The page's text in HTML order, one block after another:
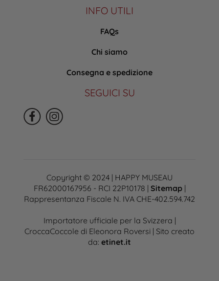
INFO UTILI
FAQs
Chi siamo
Consegna e spedizione
SEGUICI SU
Copyright © 2024 | HAPPY MUSEAU
FR62000167956 - RCI 22P10178 | Sitemap|
Rappresentanza Fiscale N. IVA CHE-402.594.742
Importatore ufficiale per la Svizzera |
CroccaCoccole di Eleonora Roversi | Sito creato
da: etinet.it